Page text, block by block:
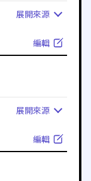
展開來源
編輯
展開來源
編輯